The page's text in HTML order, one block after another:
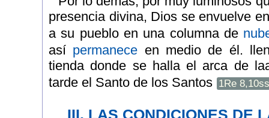
presencia divina, Dios se envuelve
a su pueblo en una columna de
así permanece en medio de él.
tienda donde se halla el arca de
tarde el Santo de los Santos 1Re 8,10ss
III. LAS CONDICIONES DE